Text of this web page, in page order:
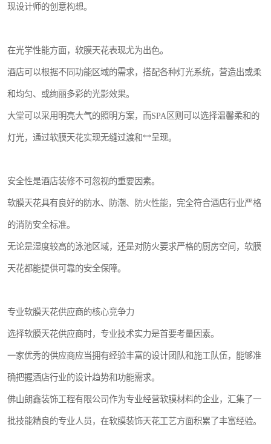
现设计师的创意构想。
在光学性能方面，软膜天花表现尤为出色。
酒店可以根据不同功能区域的需求，搭配各种灯光系统，营造出或柔
和均匀、或绚丽多彩的光影效果。
大堂可以采用明亮大气的照明方案，而SPA区则可以选择温馨柔和的
灯光，通过软膜天花实现无缝过渡和**呈现。
安全性是酒店装修不可忽视的重要因素。
软膜天花具有良好的防水、防潮、防火性能，完全符合酒店行业严格
的消防安全标准。
无论是湿度较高的泳池区域，还是对防火要求严格的厨房空间，软膜
天花都能提供可靠的安全保障。
专业软膜天花供应商的核心竞争力
选择软膜天花供应商时，专业技术实力是首要考量因素。
一家优秀的供应商应当拥有经验丰富的设计团队和施工队伍，能够准
确把握酒店行业的设计趋势和功能需求。
佛山朗鑫装饰工程有限公司作为专业经营软膜材料的企业，汇集了一
批技能精良的专业人员，在软膜装饰天花工艺方面积累了丰富经验。